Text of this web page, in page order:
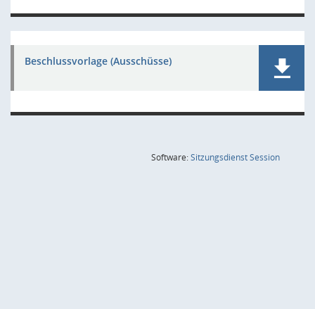
Beschlussvorlage (Ausschüsse)
Software:SitzungsdienstSession(Wird in